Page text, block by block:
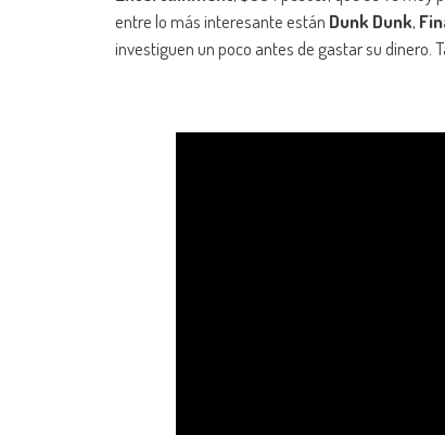
entre lo más interesante están Dunk Dunk,
investiguen un poco antes de gastar su dinero.